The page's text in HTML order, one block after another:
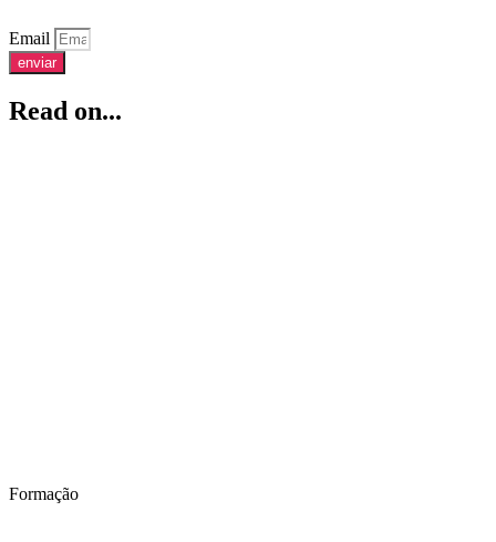
Email
enviar
Read on...
Formação